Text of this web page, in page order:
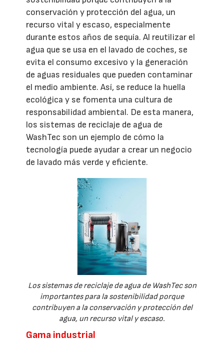
conservación y protección del agua, un
recurso vital y escaso, especialmente
durante estos años de sequía. Al reutilizar el
agua que se usa en el lavado de coches, se
evita el consumo excesivo y la generación
de aguas residuales que pueden contaminar
el medio ambiente. Así, se reduce la huella
ecológica y se fomenta una cultura de
responsabilidad ambiental. De esta manera,
los sistemas de reciclaje de agua de
WashTec son un ejemplo de cómo la
tecnología puede ayudar a crear un negocio
de lavado más verde y eficiente.
Los sistemas de reciclaje de agua de WashTec son
importantes para la sostenibilidad porque
contribuyen a la conservación y protección del
agua, un recurso vital y escaso.
Gama industrial